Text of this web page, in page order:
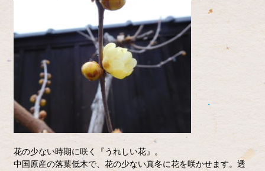
花の少ない時期に咲く『うれしい花』。
中国原産の落葉低木で、花の少ない真冬に花を咲かせます。透